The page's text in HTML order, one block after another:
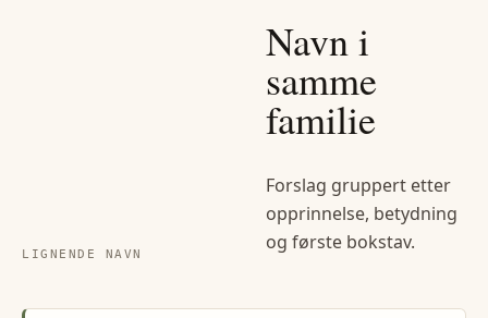
LIGNENDE NAVN
Navn i
samme
familie
Forslag gruppert etter
opprinnelse, betydning
og første bokstav.